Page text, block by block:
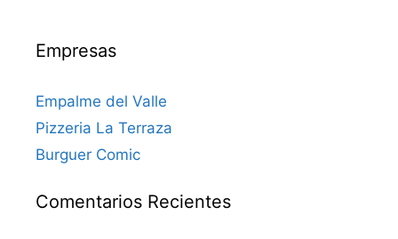
Empresas
Empalme del Valle
Pizzeria La Terraza
Burguer Comic
Comentarios Recientes